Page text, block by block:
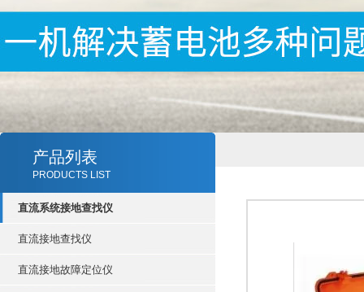
产品列表
PRODUCTS LIST
直流系统接地查找仪
直流接地查找仪
直流接地故障定位仪